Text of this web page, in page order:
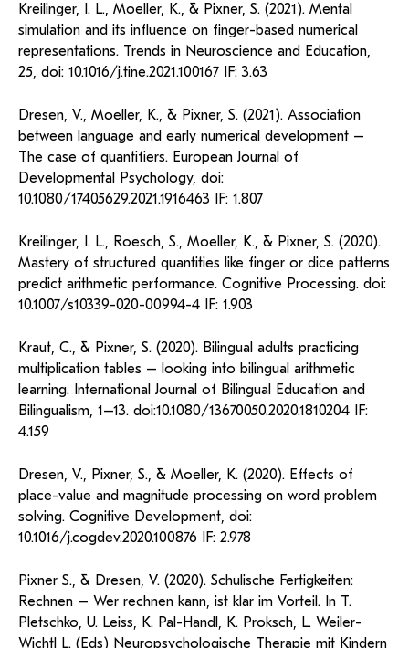
Kreilinger, I. L., Moeller, K., & Pixner, S. (2021). Mental
simulation and its influence on finger-based numerical
representations. Trends in Neuroscience and Education,
25, doi: 10.1016/j.tine.2021.100167 IF: 3.63
Dresen, V., Moeller, K., & Pixner, S. (2021). Association
between language and early numerical development –
The case of quantifiers. European Journal of
Developmental Psychology, doi:
10.1080/17405629.2021.1916463 IF: 1.807
Kreilinger, I. L., Roesch, S., Moeller, K., & Pixner, S. (2020).
Mastery of structured quantities like finger or dice patterns
predict arithmetic performance. Cognitive Processing. doi:
10.1007/s10339-020-00994-4 IF: 1.903
Kraut, C., & Pixner, S. (2020). Bilingual adults practicing
multiplication tables – looking into bilingual arithmetic
learning. International Journal of Bilingual Education and
Bilingualism, 1–13. doi:10.1080/13670050.2020.1810204 IF:
4.159
Dresen, V., Pixner, S., & Moeller, K. (2020). Effects of
place-value and magnitude processing on word problem
solving. Cognitive Development, doi:
10.1016/j.cogdev.2020.100876 IF: 2.978
Pixner S., & Dresen, V. (2020). Schulische Fertigkeiten:
Rechnen – Wer rechnen kann, ist klar im Vorteil. In T.
Pletschko, U. Leiss, K. Pal-Handl, K. Proksch, L. Weiler-
Wichtl L. (Eds) Neuropsychologische Therapie mit Kindern